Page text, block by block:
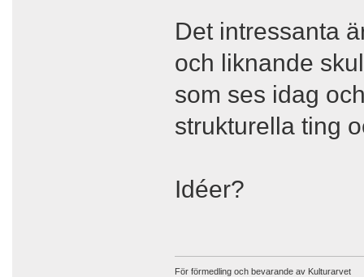
Det intressanta
och liknande
som ses idag
strukturella ting
Idéer?
För förmedling och bevarande av Kulturarvet